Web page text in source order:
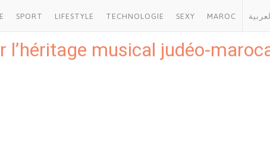
SPORT LIFESTYLE TECHNOLOGIE SEXY MAROC
l’héritage musical judéo-